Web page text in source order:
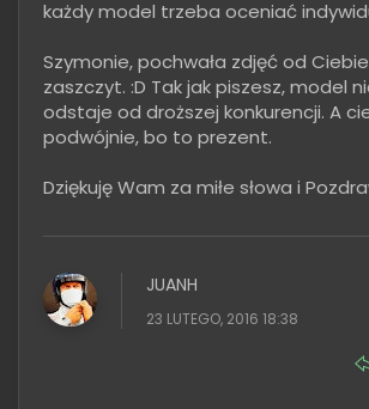
każdy model trzeba oceniać
Szymonie, pochwała zdjęć od
zaszczyt. :D Tak jak piszesz, model
odstaje od droższej konkurencji. A
podwójnie, bo to prezent.
Dziękuję Wam za miłe słowa i
JUANH
23 LUTEGO, 2016 18:38